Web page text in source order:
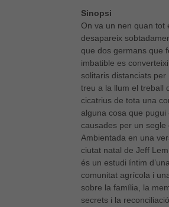
Sinopsi
On va un nen quan tot
desapareix
que dos germans que
imbatible es
solitaris distanciats per
treu a la llum el treball
cicatrius de tota una
alguna cosa que
causades per un segle
Ambientada en una
ciutat natal de Jeff
és un estudi íntim
comunitat agrícola i
sobre la família, la
secrets i la reconciliació.